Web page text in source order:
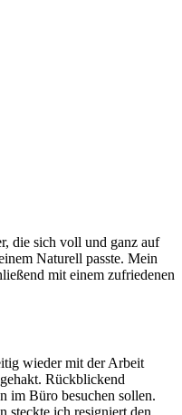
die sich voll und ganz auf
Naturell passte. Mein
mit einem zufriedenen
wieder mit der Arbeit
Rückblickend
im Büro besuchen sollen.
steckte ich resigniert den